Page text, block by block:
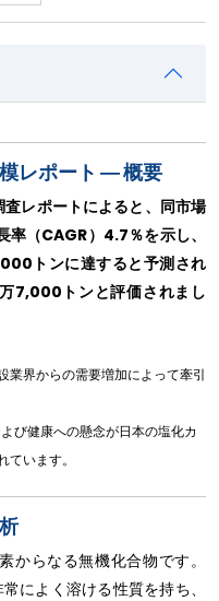
レポート ― 概要
レポートによると、同市場
（CAGR）4.7％を示し、
トンに達すると予測され
7,000トンと評価されまし
業界からの需要増加によって牽引
び健康への懸念が日本の塩化カ
います。
からなる無機化合物です。
によく溶ける性質を持ち、